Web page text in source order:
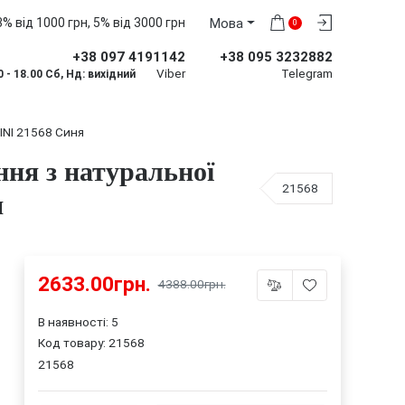
від 1000 грн, 5% від 3000 грн Мова
+38 097 4191142
- 18.00 Сб, Нд: вихідний Viber
0
+38 095 3232882
Telegram
21568 Синя
з натуральної
21568
2633.00грн. 4388.00грн.
В наявності: 5
Код товару: 21568
21568